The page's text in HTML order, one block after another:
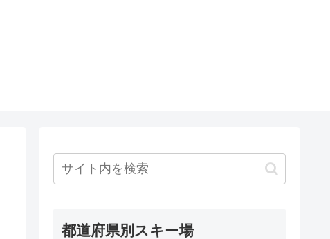
都道府県別スキー場